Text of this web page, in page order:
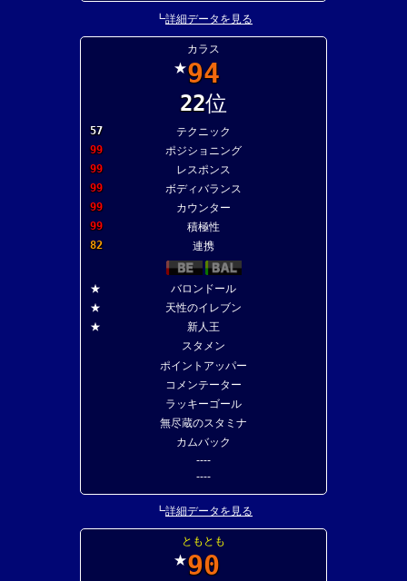
┗詳細データを見る
カラス
★94
22位
57
テクニック
99
ポジショニング
99
レスポンス
99
ボディバランス
99
カウンター
99
積極性
82
連携
★
バロンドール
★
天性のイレブン
★
新人王
スタメン
ポイントアッパー
コメンテーター
ラッキーゴール
無尽蔵のスタミナ
カムバック
----
----
┗詳細データを見る
ともとも
★90